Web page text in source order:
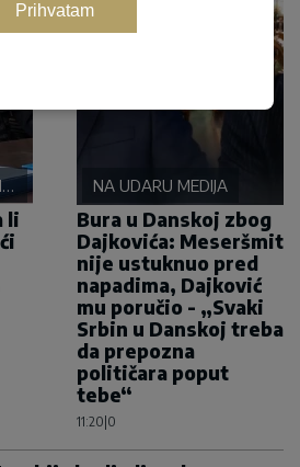
Prihvatam
li
NA UDARU MEDIJA
Bura u Danskoj zbog
Dajkovića: Meseršmit
nije ustuknuo pred
napadima, Dajković
mu poručio - „Svaki
Srbin u Danskoj treba
da prepozna
političara poput
tebe“
11:20 0